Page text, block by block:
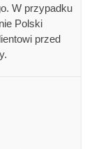
W przypadku
Polski
przed